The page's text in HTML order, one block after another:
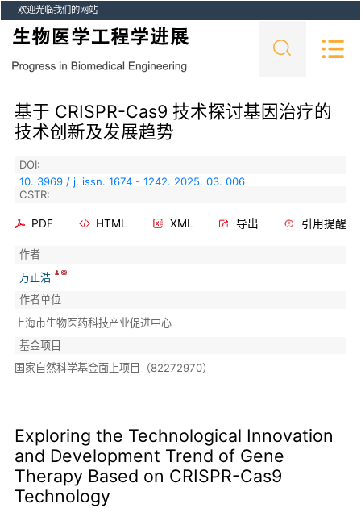
欢迎光临我们的网站
基于 CRISPR-Cas9 技术探讨基因治疗的
技术创新及发展趋势
DOI:
10. 3969 / j. issn. 1674 - 1242. 2025. 03. 006
CSTR:
PDF HTML XML 导出 引用提醒
作者
万正浩
作者单位
上海市生物医药科技产业促进中心
基金项目
国家自然科学基金面上项目（82272970）
Exploring the Technological Innovation
and Development Trend of Gene
Therapy Based on CRISPR-Cas9
Technology